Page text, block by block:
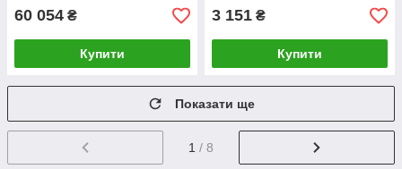
60 054 ₴
Купити
3 151 ₴
Купити
Показати ще
1 / 8